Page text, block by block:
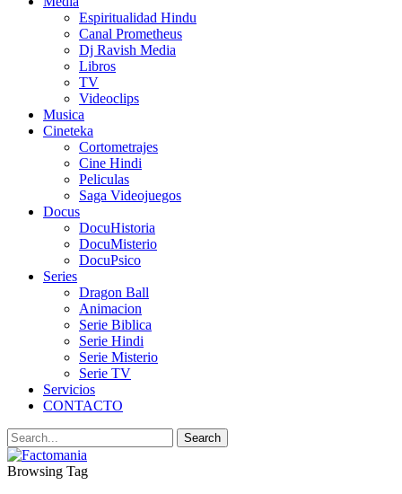
Espiritualidad Hindu
Canal Prometheus
Dj Ravish Media
Libros
TV
Videoclips
Musica
Cineteka
Cortometrajes
Cine Hindi
Peliculas
Saga Videojuegos
Docus
DocuHistoria
DocuMisterio
DocuPsico
Series
Dragon Ball
Animacion
Serie Biblica
Serie Hindi
Serie Misterio
Serie TV
Servicios
CONTACTO
Browsing Tag